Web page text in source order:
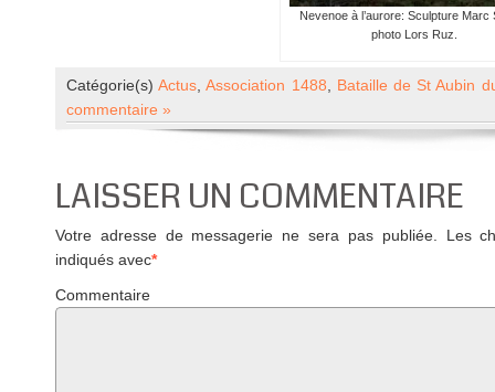
Nevenoe à l’aurore: Sculpture Marc
photo Lors Ruz.
Catégorie(s)Actus ,Association 1488
Bataille de St Aubin
commentaire »
LAISSER UN COMMENTAIRE
Votre adresse de messagerie ne sera pas publiée.
Les
indiqués avec*
Commentaire